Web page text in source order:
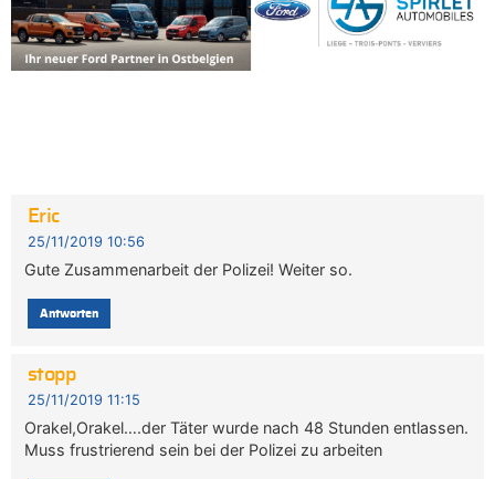
Eric
25/11/2019 10:56
Gute Zusammenarbeit der Polizei! Weiter so.
Antworten
stopp
25/11/2019 11:15
Orakel,Orakel….der Täter wurde nach 48 Stunden entlassen.
Muss frustrierend sein bei der Polizei zu arbeiten